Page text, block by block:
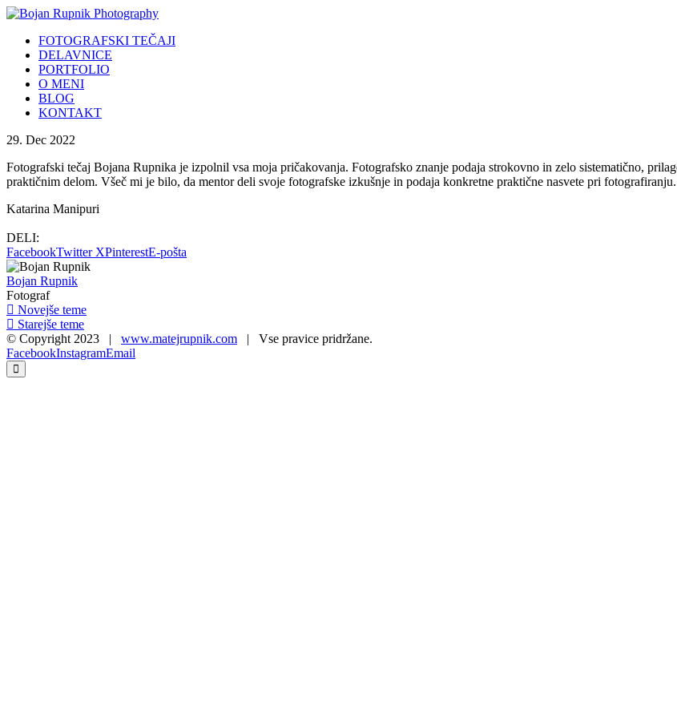
FOTOGRAFSKI TEČAJI
DELAVNICE
PORTFOLIO
O MENI
BLOG
KONTAKT
29. Dec 2022
Fotografski tečaj Bojana Rupnika je izpolnil vsa moja pričakovanja. Fotografsko znanje podaja strokovno in zelo sistematično,
praktičnim delom. Všeč mi je bilo, da mentor deli svoje fotografske izkušnje in podaja konkretne praktične nasvete pri fotografiranju.
Katarina Manipuri
DELI:
FacebookTwitter XPinterestE-pošta
Bojan Rupnik
Fotograf
Novejše teme
Starejše teme
© Copyright 2023 | www.matejrupnik.com | Vse pravice pridržane.
FacebookInstagramEmail